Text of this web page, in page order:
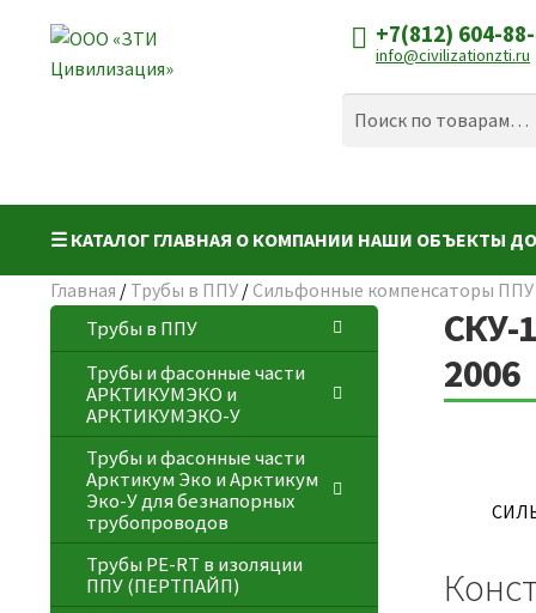
Перейти
к
Перейти
к
+7(812) 604-
info@civilizationzti.ru
☰ КАТАЛОГ ГЛАВНАЯ О КОМПАНИИ НАШИ ОБЪЕКТЫ
Главная / Трубы в ППУ/Сильфонные компенсаторы ППУ
СКУ-
2006
Трубы в ППУ
Трубы и фасонные части
АРКТИКУМЭКО и
АРКТИКУМЭКО-У
Трубы и фасонные части
Арктикум Эко и Арктикум
Эко-У для безнапорных
трубопроводов
Трубы PE-RT в изоляции
ППУ (ПЕРТПАЙП)